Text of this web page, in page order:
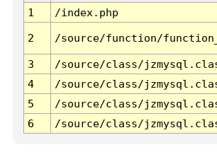
1
/index.php
2 /source/function/
3 /source/class/
4
/source/class/
5
/source/class/
6
/source/class/